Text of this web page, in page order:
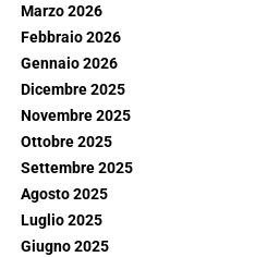
Marzo 2026
Febbraio 2026
Gennaio 2026
Dicembre 2025
Novembre 2025
Ottobre 2025
Settembre 2025
Agosto 2025
Luglio 2025
Giugno 2025